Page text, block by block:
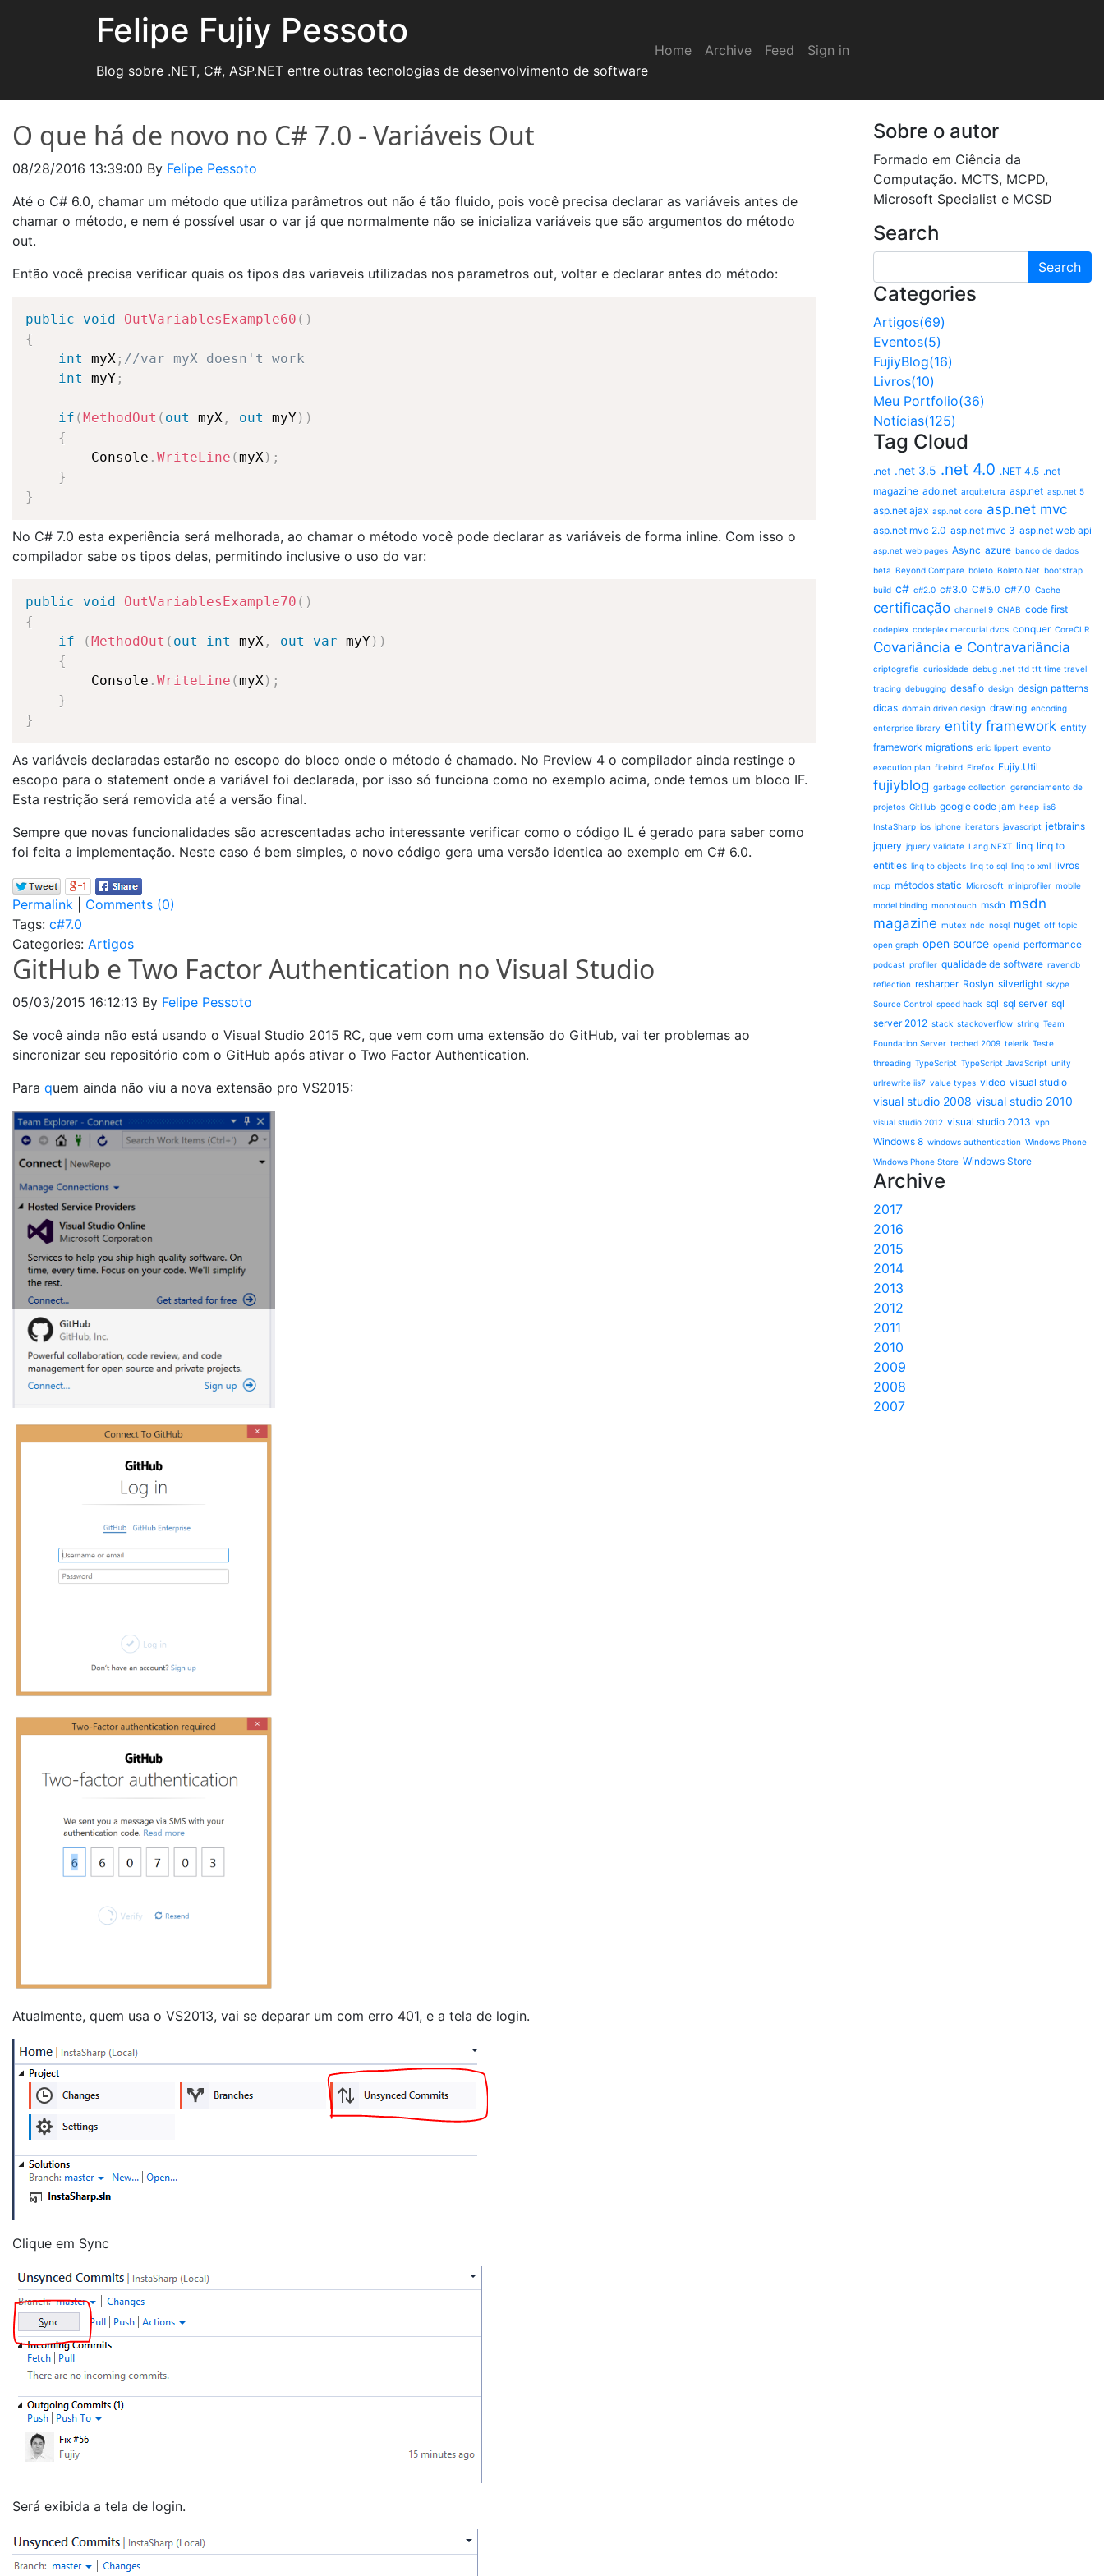
Felipe Fujiy Pessoto
Blog sobre .NET, C#, ASP.NET entre outras tecnologias de desenvolvimento de software
Home Archive Feed Sign in
O que há de novo no C# 7.0 - Variáveis Out
08/28/2016 13:39:00 By Felipe Pessoto
Até o C# 6.0, chamar um método que utiliza parâmetros out não é tão fluido, pois você precisa declarar as variáveis antes de
chamar o método, e nem é possível usar o var já que normalmente não se inicializa variáveis que são argumentos do método
out.
Então você precisa verificar quais os tipos das variaveis utilizadas nos parametros out, voltar e declarar antes do método:
public void OutVariablesExample60 ( )
{
int
myX ; //var myX doesn't work
int
myY ;
if (MethodOut ( out myX , out myY) )
{
        Console
. WriteLine (myX) ;
}
}
No C# 7.0 esta experiência será melhorada, ao chamar o método você pode declarar as variáveis de forma inline. Com isso o
compilador sabe os tipos delas, permitindo inclusive o uso do var:
public void OutVariablesExample70 ( )
{
if
(MethodOut ( out int myX , out var myY) )
{
        Console
. WriteLine (myX) ;
}
}
As variáveis declaradas estarão no escopo do bloco onde o método é chamado. No Preview 4 o compilador ainda restinge o
escopo para o statement onde a variável foi declarada, por isso só funciona como no exemplo acima, onde temos um bloco IF.
Esta restrição será removida até a versão final.
Sempre que novas funcionalidades são acrescentadas acho interessante verificar como o código IL é gerado para saber como
foi feita a implementação. Neste caso é bem simples, o novo código gera uma versão identica ao exemplo em C# 6.0.
Permalink
Comments (0)
Tags: c#7.0
Categories: Artigos
GitHub e Two Factor Authentication no Visual Studio
05/03/2015 16:12:13 By Felipe Pessoto
Se você ainda não está usando o Visual Studio 2015 RC, que vem com uma extensão do GitHub, vai ter problemas ao
sincronizar seu repositório com o GitHub após ativar o Two Factor Authentication.
Para quem ainda não viu a nova extensão pro VS2015:
Atualmente, quem usa o VS2013, vai se deparar um com erro 401, e a tela de login.
Clique em Sync
Será exibida a tela de login.
Sobre o autor
Formado em Ciência da
Computação. MCTS, MCPD,
Microsoft Specialist e MCSD
Search
Search
Categories
Artigos(69)
Eventos(5)
FujiyBlog(16)
Livros(10)
Meu Portfolio(36)
Notícias(125)
Tag Cloud
.net .net 3.5 .net 4.0 .NET 4.5 .net
magazine ado.net arquitetura asp.net asp.net 5
asp.net ajax asp.net core asp.net mvc
asp.net mvc 2.0 asp.net mvc 3 asp.net web api
asp.net web pages Async azure banco de dados
beta Beyond Compare boleto Boleto.Net bootstrap
build c# c#2.0 c#3.0 C#5.0 c#7.0 Cache
certificação channel 9 CNAB code first
codeplex codeplex mercurial dvcs conquer CoreCLR
Covariância e Contravariância
criptografia curiosidade debug .net ttd ttt time travel
tracing debugging desafio design design patterns
dicas domain driven design drawing encoding
enterprise library entity framework entity
framework migrations eric lippert evento
execution plan firebird Firefox Fujiy.Util
fujiyblog garbage collection gerenciamento de
projetos GitHub google code jam heap iis6
InstaSharp ios iphone iterators javascript jetbrains
jquery jquery validate Lang.NEXT linq linq to
entities linq to objects linq to sql linq to xml livros
mcp métodos static Microsoft miniprofiler mobile
model binding monotouch msdn msdn
magazine mutex ndc nosql nuget off topic
open graph open source openid performance
podcast profiler qualidade de software ravendb
reflection resharper Roslyn silverlight skype
Source Control speed hack sql sql server sql
server 2012 stack stackoverflow string Team
Foundation Server teched 2009 telerik Teste
threading TypeScript TypeScript JavaScript unity
urlrewrite iis7 value types video visual studio
visual studio 2008 visual studio 2010
visual studio 2012 visual studio 2013 vpn
Windows 8 windows authentication Windows Phone
Windows Phone Store Windows Store
Archive
2017
2016
2015
2014
2013
2012
2011
2010
2009
2008
2007